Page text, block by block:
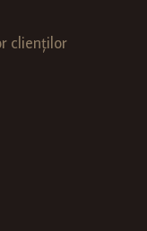
clienților